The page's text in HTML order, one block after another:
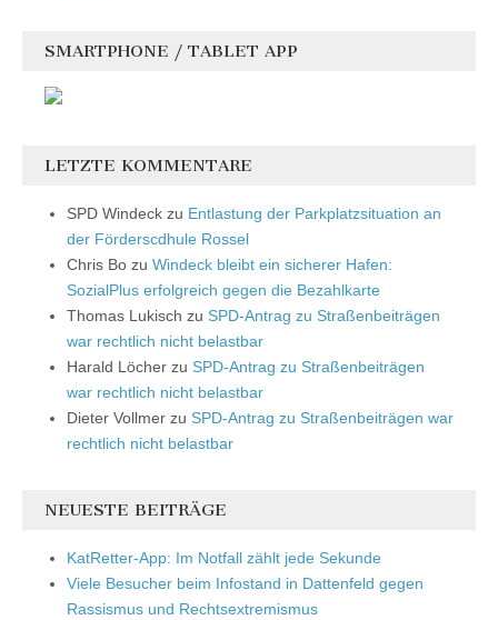
SMARTPHONE / TABLET APP
LETZTE KOMMENTARE
SPD Windeck zu Entlastung der Parkplatzsituation an
der Förderscdhule Rossel
Chris Bo zu Windeck bleibt ein sicherer Hafen:
SozialPlus erfolgreich gegen die Bezahlkarte
Thomas Lukisch zu SPD-Antrag zu Straßenbeiträgen
war rechtlich nicht belastbar
Harald Löcher zu SPD-Antrag zu Straßenbeiträgen
war rechtlich nicht belastbar
Dieter Vollmer zu SPD-Antrag zu Straßenbeiträgen war
rechtlich nicht belastbar
NEUESTE BEITRÄGE
KatRetter-App: Im Notfall zählt jede Sekunde
Viele Besucher beim Infostand in Dattenfeld gegen
Rassismus und Rechtsextremismus